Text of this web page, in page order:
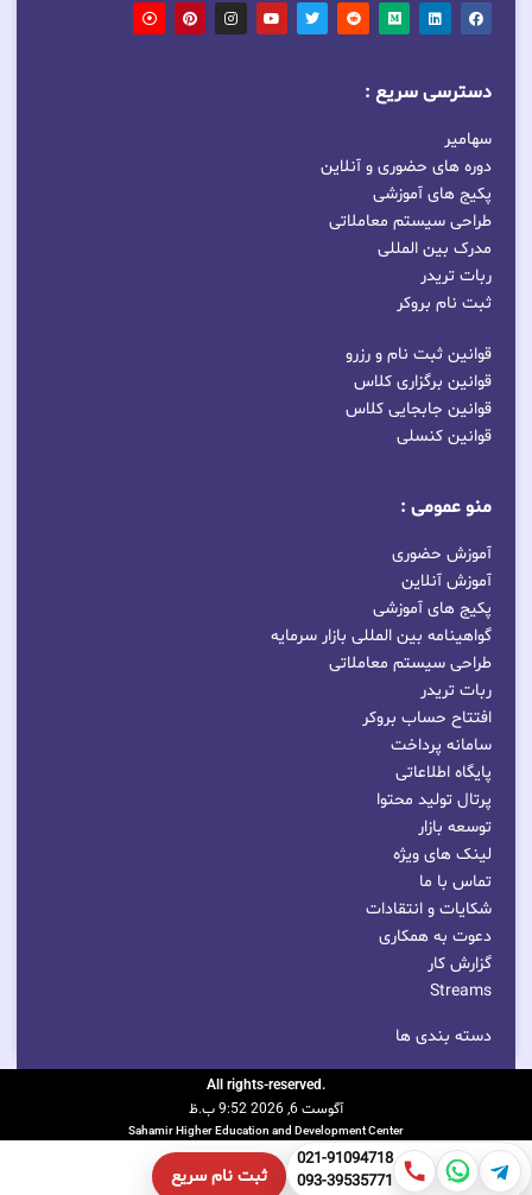
دسترسی سریع :
سهامیر
دوره های حضوری و آنلاین
پکیج های آموزشی
طراحی سیستم معاملاتی
مدرک بین المللی
ربات تریدر
ثبت نام بروکر
قوانین ثبت نام و رزرو
قوانین برگزاری کلاس
قوانین جابجایی کلاس
قوانین کنسلی
منو عمومی :
آموزش حضوری
آموزش آنلاین
پکیج های آموزشی
گواهینامه بین المللی بازار سرمایه
طراحی سیستم معاملاتی
ربات تریدر
افتتاح حساب بروکر
سامانه پرداخت
پایگاه اطلاعاتی
پرتال تولید محتوا
توسعه بازار
لینک های ویژه
تماس با ما
شکایات و انتقادات
دعوت به همکاری
گزارش کار
Streams
دسته بندی ها
.All rights-reserved
آگوست 6, 2026 9:52 ب.ظ
Sahamir Higher Education and Development Center
021-91094718
093-39535771
ثبت نام سریع